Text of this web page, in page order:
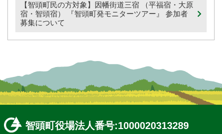
【智頭町民の方対象】因幡街道三宿 （平福宿・大原
宿・智頭宿） 『智頭町発モニターツアー』 参加者
募集について
智頭町役場法人番号:1000020313289